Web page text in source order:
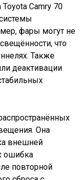
Camry 70
фары могут не
что
Также
деактивации
Она
внешней
ошибка
повторной